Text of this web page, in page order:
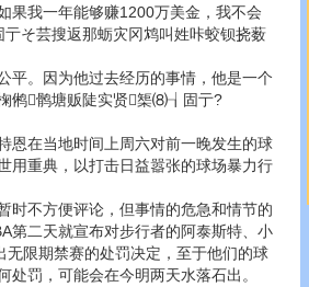
果我一年能够赚1200万美金，我不会
そ芸搜返那蛎灾冈鸩叫姓咔蛟钡挠薮
。因为他过去经历的事情，他是一个
鸺鹘塘贩陡实贤榘⑻┧固亍?
在当地时间上周六对前一晚发生的球
用重典，以打击日益嚣张的球场暴力行
不方便评论，但事情的危急和情节的
第二天就宣布对步行者的阿泰斯特、小
无限期禁赛的处罚决定，至于他们的球
罚，可能会在今明两天水落石出。